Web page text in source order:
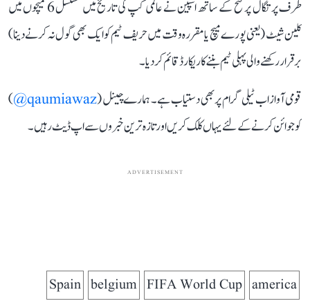
طرف پرتگال پر فتح کے ساتھ اسپین نے عالمی کپ کی تاریخ میں مسلسل 6 میچوں میں
کلین شیٹ (یعنی پورے میچ یا مقررہ وقت میں حریف ٹیم کو ایک بھی گول نہ کرنے دینا)
برقرار رکھنے والی پہلی ٹیم بننے کا ریکارڈ قائم کر دیا۔
قومی آواز اب ٹیلی گرام پر بھی دستیاب ہے۔ ہمارے چینل (qaumiawaz@
)
کو جوائن کرنے کے لئے یہاں کلک کریں اور تازہ ترین خبروں سے اپ ڈیٹ رہیں۔
ADVERTISEMENT
america
FIFA World Cup
belgium
Spain